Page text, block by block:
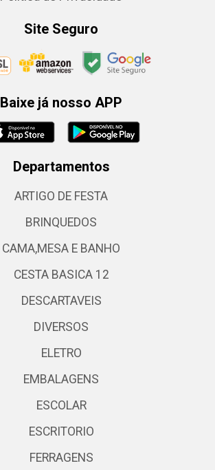
Site Seguro
Baixe já nosso APP
Departamentos
ARTIGO DE FESTA
BRINQUEDOS
CAMA,MESA E BANHO
CESTA BASICA 12
DESCARTAVEIS
DIVERSOS
ELETRO
EMBALAGENS
ESCOLAR
ESCRITORIO
FERRAGENS